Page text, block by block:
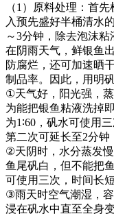
（1 ）原料处理：首先
入预先盛好半桶清水
～3分钟，除去泡沫粘
在阴雨天气，鲜银鱼
防腐烂，还可加速晒
制品率。因此，用明
①天气好，阳光强，
为能把银鱼粘液洗掉
为1∶60 ，矾水可使用
第二次可延长至2分钟
②天阴时，水分蒸发
鱼尾矾白，但不能把
可使用三次，时间长
③雨天时空气潮湿，
浸在矾水中直至全身